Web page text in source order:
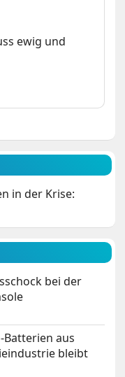
ewig und
in der Krise:
bei der
Batterien aus
bleibt